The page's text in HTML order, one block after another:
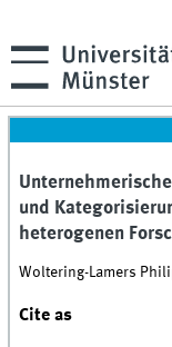
und
heterogenen
Woltering-Lamers
Cite as